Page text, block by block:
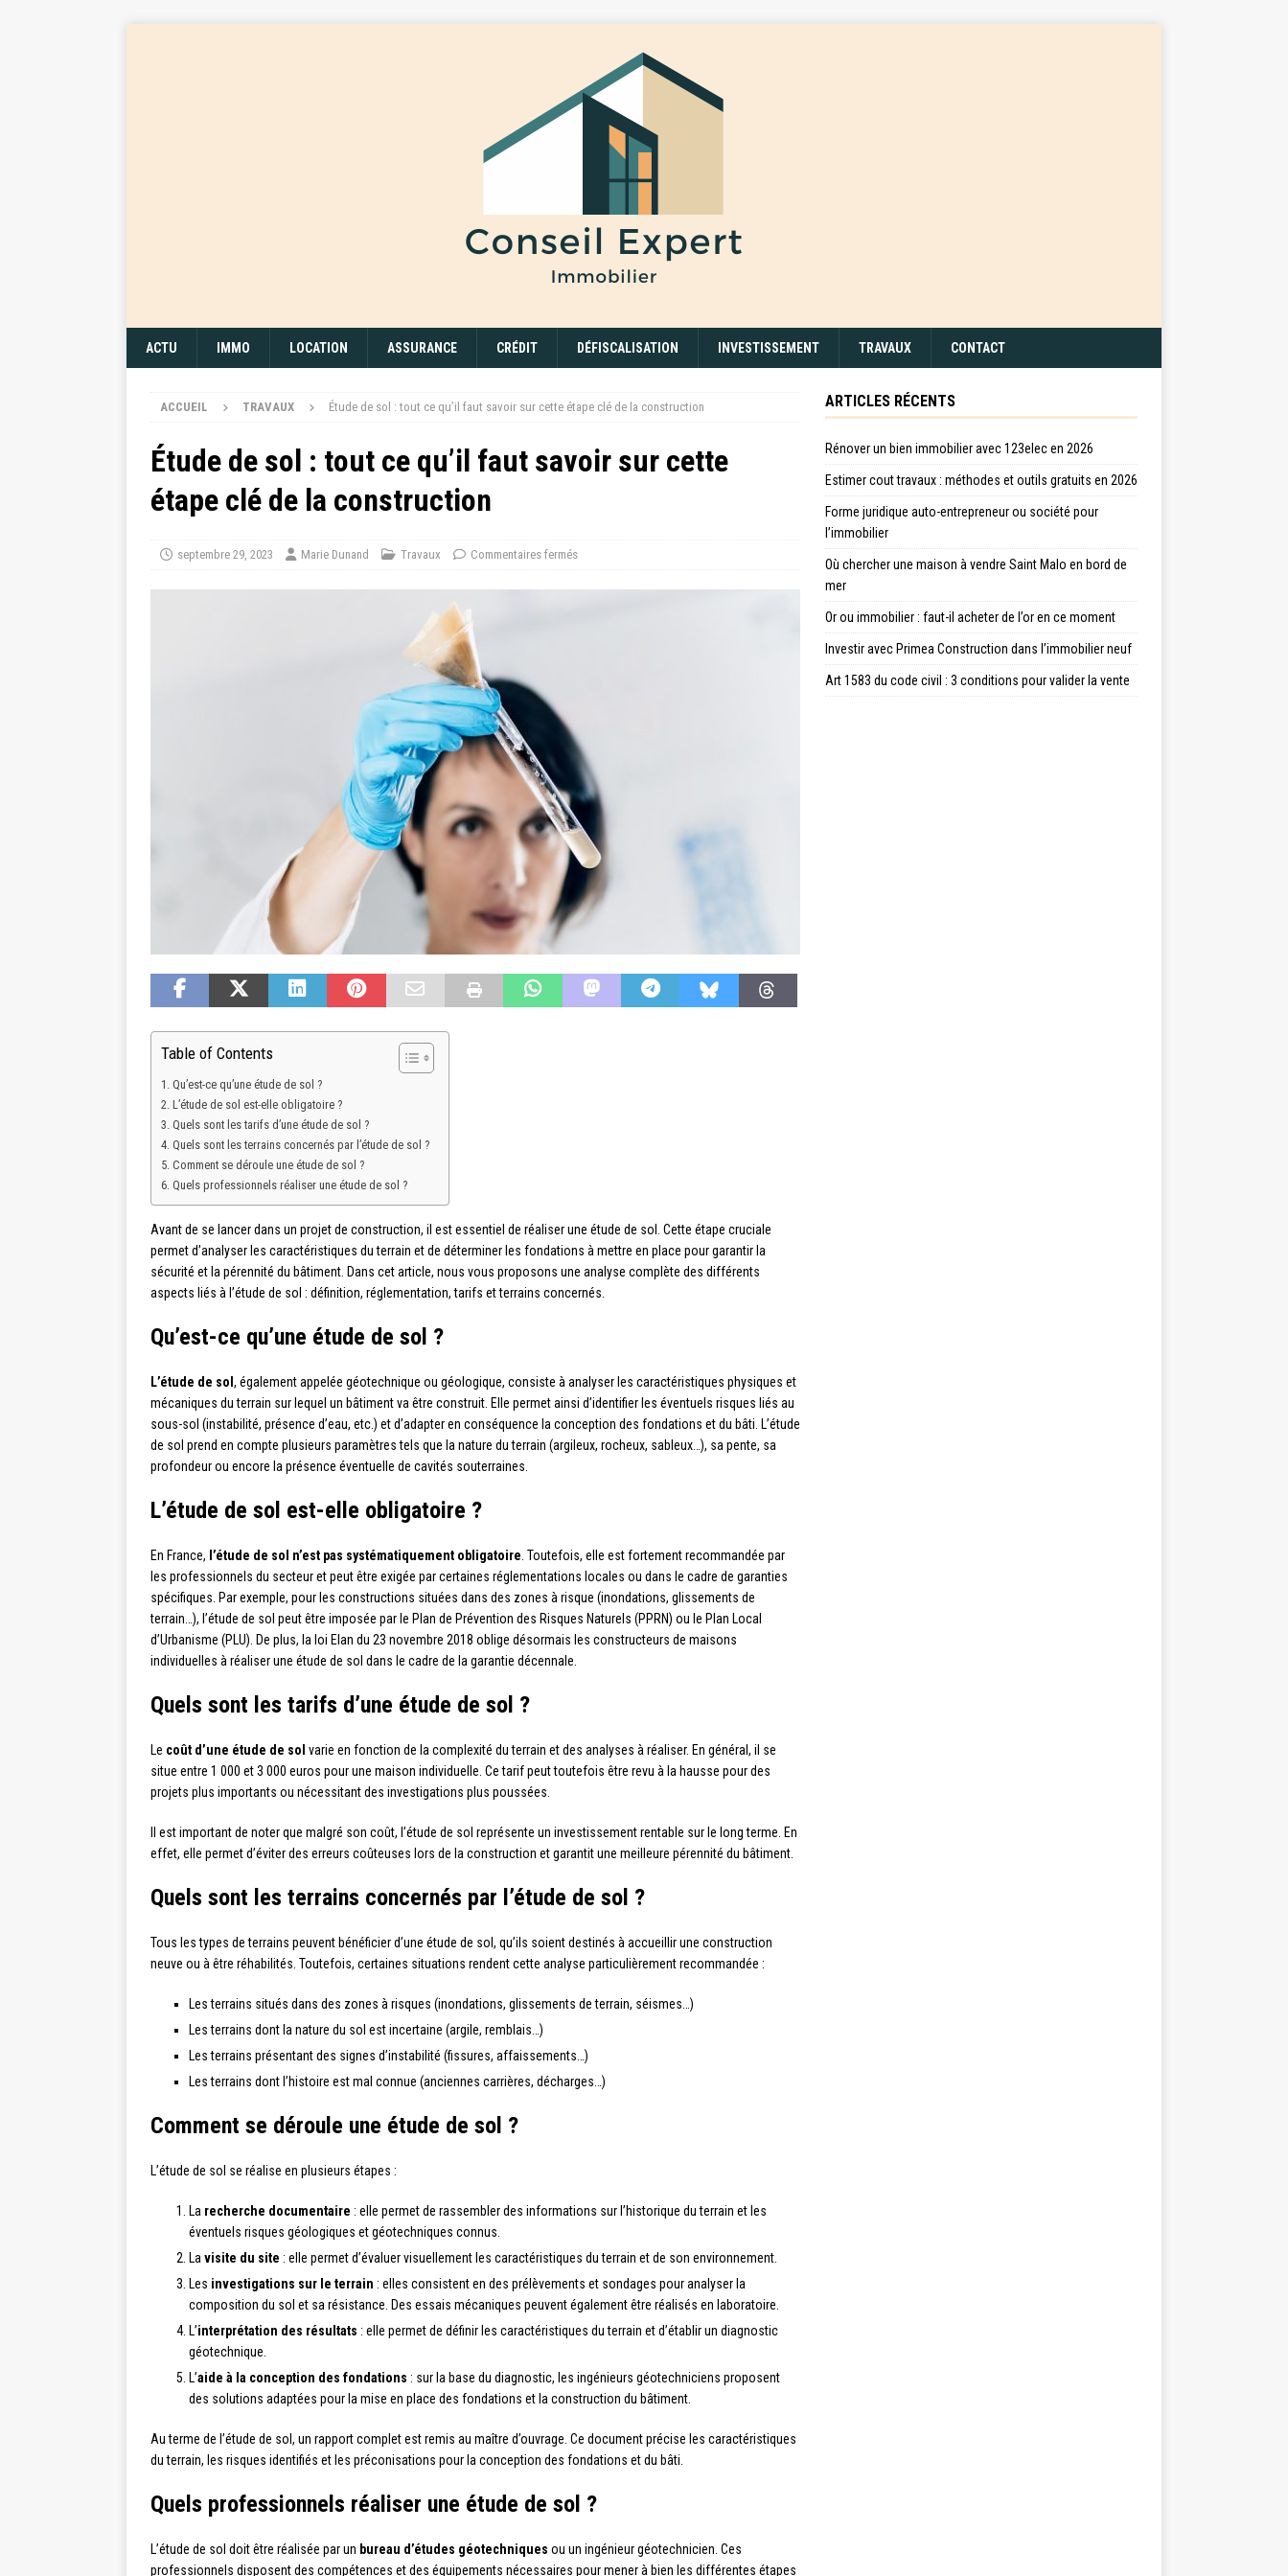
ACTU IMMO LOCATION ASSURANCE CRÉDIT DÉFISCALISATION INVESTISSEMENT TRAVAUX CONTACT
ACCUEIL TRAVAUX Étude de sol : tout ce qu’il faut savoir sur cette étape clé de la construction
Étude de sol : tout ce qu’il faut savoir sur cette
étape clé de la construction
septembre 29, 2023 Marie Dunand Travaux Commentaires fermés
Table of Contents
Qu’est-ce qu’une étude de sol ?
L’étude de sol est-elle obligatoire ?
Quels sont les tarifs d’une étude de sol ?
Quels sont les terrains concernés par l’étude de sol ?
Comment se déroule une étude de sol ?
Quels professionnels réaliser une étude de sol ?
Avant de se lancer dans un projet de construction, il est essentiel de réaliser une étude de sol. Cette étape cruciale
permet d’analyser les caractéristiques du terrain et de déterminer les fondations à mettre en place pour garantir la
sécurité et la pérennité du bâtiment. Dans cet article, nous vous proposons une analyse complète des différents
aspects liés à l’étude de sol : définition, réglementation, tarifs et terrains concernés.
Qu’est-ce qu’une étude de sol ?
L’étude de sol , également appelée géotechnique ou géologique, consiste à analyser les caractéristiques physiques et
mécaniques du terrain sur lequel un bâtiment va être construit. Elle permet ainsi d’identifier les éventuels risques liés au
sous-sol (instabilité, présence d’eau, etc.) et d’adapter en conséquence la conception des fondations et du bâti. L’étude
de sol prend en compte plusieurs paramètres tels que la nature du terrain (argileux, rocheux, sableux…), sa pente, sa
profondeur ou encore la présence éventuelle de cavités souterraines.
L’étude de sol est-elle obligatoire ?
En France, l’étude de sol n’est pas systématiquement obligatoire . Toutefois, elle est fortement recommandée par
les professionnels du secteur et peut être exigée par certaines réglementations locales ou dans le cadre de garanties
spécifiques. Par exemple, pour les constructions situées dans des zones à risque (inondations, glissements de
terrain…), l’étude de sol peut être imposée par le Plan de Prévention des Risques Naturels (PPRN) ou le Plan Local
d’Urbanisme (PLU). De plus, la loi Elan du 23 novembre 2018 oblige désormais les constructeurs de maisons
individuelles à réaliser une étude de sol dans le cadre de la garantie décennale.
Quels sont les tarifs d’une étude de sol ?
Le coût d’une étude de sol varie en fonction de la complexité du terrain et des analyses à réaliser. En général, il se
situe entre 1 000 et 3 000 euros pour une maison individuelle. Ce tarif peut toutefois être revu à la hausse pour des
projets plus importants ou nécessitant des investigations plus poussées.
Il est important de noter que malgré son coût, l’étude de sol représente un investissement rentable sur le long terme. En
effet, elle permet d’éviter des erreurs coûteuses lors de la construction et garantit une meilleure pérennité du bâtiment.
Quels sont les terrains concernés par l’étude de sol ?
Tous les types de terrains peuvent bénéficier d’une étude de sol, qu’ils soient destinés à accueillir une construction
neuve ou à être réhabilités. Toutefois, certaines situations rendent cette analyse particulièrement recommandée :
Les terrains situés dans des zones à risques (inondations, glissements de terrain, séismes…)
Les terrains dont la nature du sol est incertaine (argile, remblais…)
Les terrains présentant des signes d’instabilité (fissures, affaissements…)
Les terrains dont l’histoire est mal connue (anciennes carrières, décharges…)
Comment se déroule une étude de sol ?
L’étude de sol se réalise en plusieurs étapes :
La recherche documentaire : elle permet de rassembler des informations sur l’historique du terrain et les
éventuels risques géologiques et géotechniques connus.
La visite du site : elle permet d’évaluer visuellement les caractéristiques du terrain et de son environnement.
Les investigations sur le terrain : elles consistent en des prélèvements et sondages pour analyser la
composition du sol et sa résistance. Des essais mécaniques peuvent également être réalisés en laboratoire.
L’interprétation des résultats : elle permet de définir les caractéristiques du terrain et d’établir un diagnostic
géotechnique.
L’aide à la conception des fondations : sur la base du diagnostic, les ingénieurs géotechniciens proposent
des solutions adaptées pour la mise en place des fondations et la construction du bâtiment.
Au terme de l’étude de sol, un rapport complet est remis au maître d’ouvrage. Ce document précise les caractéristiques
du terrain, les risques identifiés et les préconisations pour la conception des fondations et du bâti.
Quels professionnels réaliser une étude de sol ?
L’étude de sol doit être réalisée par un bureau d’études géotechniques ou un ingénieur géotechnicien. Ces
professionnels disposent des compétences et des équipements nécessaires pour mener à bien les différentes étapes
ARTICLES RÉCENTS
Rénover un bien immobilier avec 123elec en 2026
Estimer cout travaux : méthodes et outils gratuits en 2026
Forme juridique auto-entrepreneur ou société pour
l’immobilier
Où chercher une maison à vendre Saint Malo en bord de
mer
Or ou immobilier : faut-il acheter de l’or en ce moment
Investir avec Primea Construction dans l’immobilier neuf
Art 1583 du code civil : 3 conditions pour valider la vente